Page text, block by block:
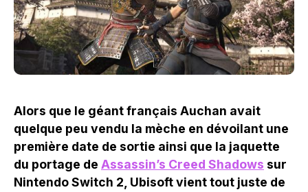
Alors que le géant français Auchan avait
quelque peu vendu la mèche en dévoilant une
première date de sortie ainsi que la jaquette
du portage de Assassin’s Creed Shadows sur
Nintendo Switch 2, Ubisoft vient tout juste de